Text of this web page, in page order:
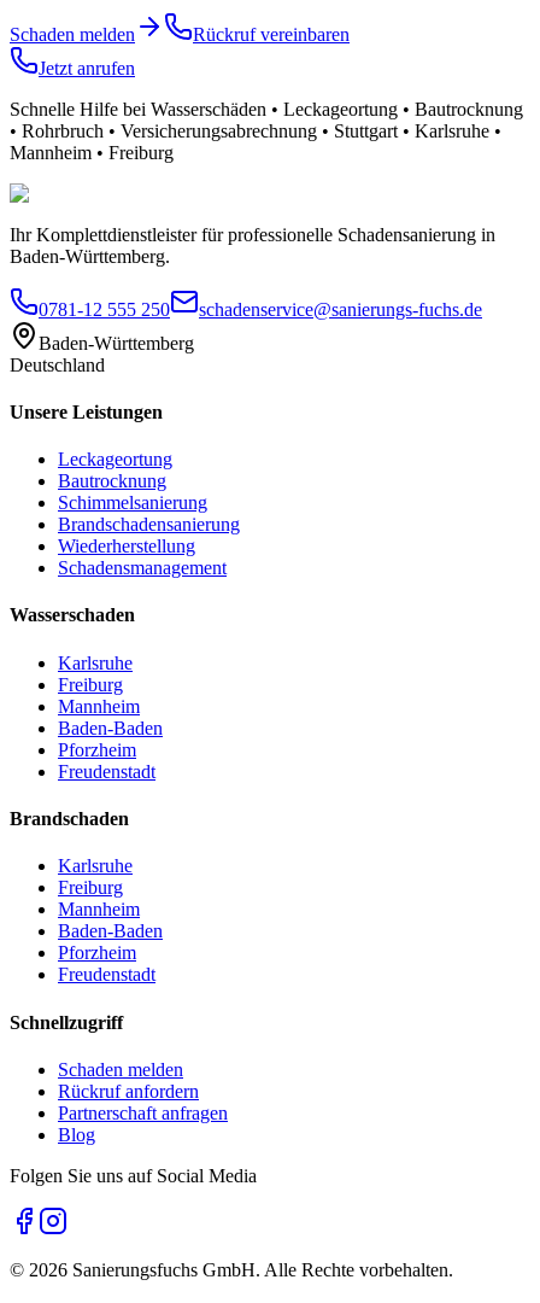
Schaden melden
Rückruf vereinbaren
Jetzt anrufen
Schnelle Hilfe bei Wasserschäden • Leckageortung • Bautrocknung
• Rohrbruch • Versicherungsabrechnung • Stuttgart • Karlsruhe •
Mannheim • Freiburg
Ihr Komplettdienstleister für professionelle Schadensanierung in
Baden-Württemberg.
0781-12 555 250
schadenservice@sanierungs-fuchs.de
Baden-Württemberg
Deutschland
Unsere Leistungen
Leckageortung
Bautrocknung
Schimmelsanierung
Brandschadensanierung
Wiederherstellung
Schadensmanagement
Wasserschaden
Karlsruhe
Freiburg
Mannheim
Baden-Baden
Pforzheim
Freudenstadt
Brandschaden
Karlsruhe
Freiburg
Mannheim
Baden-Baden
Pforzheim
Freudenstadt
Schnellzugriff
Schaden melden
Rückruf anfordern
Partnerschaft anfragen
Blog
Folgen Sie uns auf Social Media
© 2026 Sanierungsfuchs GmbH. Alle Rechte vorbehalten.